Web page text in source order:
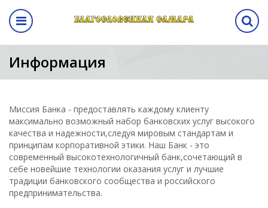
выставка
выставки
стенда
Назад
Программа
Программа выставки
Информация
Миссия Банка - предоставлять каждому клиенту
максимально возможный набор банковских услуг высокого
качества и надежности,следуя мировым стандартам и
принципам корпоративной этики. Наш Банк - это
современный высокотехнологичный банк,сочетающий в
себе новейшие технологии оказания услуг и лучшие
традиции банковского сообщества и российского
предпринимательства.